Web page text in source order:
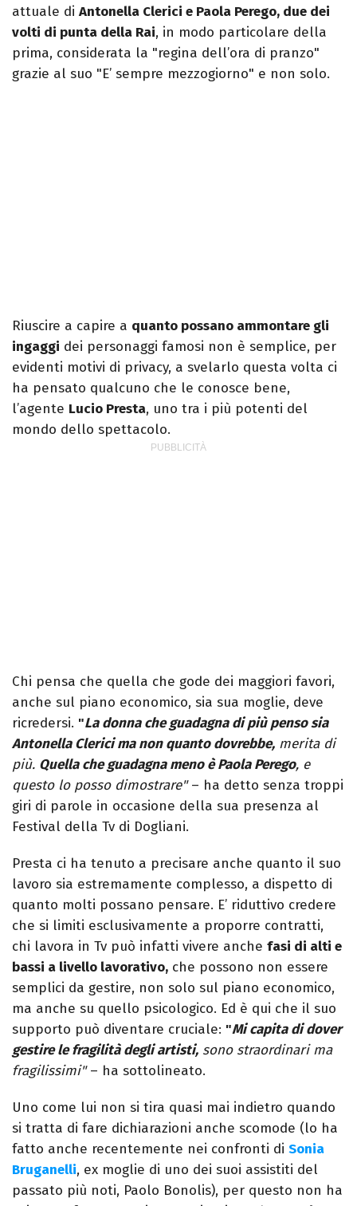
attuale di Antonella Clerici e Paola Perego, due dei
volti di punta della Rai, in modo particolare della
prima, considerata la "regina dell’ora di pranzo"
grazie al suo "E’ sempre mezzogiorno" e non solo.
Riuscire a capire a quanto possano ammontare gli
ingaggi dei personaggi famosi non è semplice, per
evidenti motivi di privacy, a svelarlo questa volta ci
ha pensato qualcuno che le conosce bene,
l’agente Lucio Presta, uno tra i più potenti del
mondo dello spettacolo.
Chi pensa che quella che gode dei maggiori favori,
anche sul piano economico, sia sua moglie, deve
ricredersi. "La donna che guadagna di più penso sia
Antonella Clerici ma non quanto dovrebbe, merita di
più. Quella che guadagna meno è Paola Perego, e
questo lo posso dimostrare"– ha detto senza troppi
giri di parole in occasione della sua presenza al
Festival della Tv di Dogliani.
Presta ci ha tenuto a precisare anche quanto il suo
lavoro sia estremamente complesso, a dispetto di
quanto molti possano pensare. E’ riduttivo credere
che si limiti esclusivamente a proporre contratti,
chi lavora in Tv può infatti vivere anche fasi di alti e
bassi a livello lavorativo, che possono non essere
semplici da gestire, non solo sul piano economico,
ma anche su quello psicologico. Ed è qui che il suo
supporto può diventare cruciale: "Mi capita di dover
gestire le fragilità degli artisti, sono straordinari ma
fragilissimi"– ha sottolineato.
Uno come lui non si tira quasi mai indietro quando
si tratta di fare dichiarazioni anche scomode (lo ha
fatto anche recentemente nei confronti di Sonia
Bruganelli, ex moglie di uno dei suoi assistiti del
passato più noti, Paolo Bonolis), per questo non ha